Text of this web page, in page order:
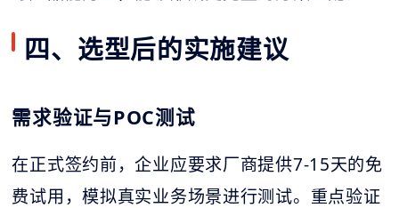
四、选型后的实施建议
需求验证与POC测试
在正式签约前，企业应要求厂商提供7-15天的免
费试用，模拟真实业务场景进行测试。重点验证